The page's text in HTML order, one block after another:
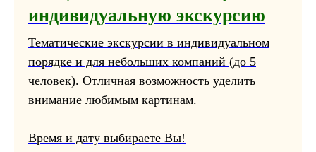
индивидуальную экскурсию
Тематические экскурсии в индивидуальном
порядке и для небольших компаний (до 5
человек). Отличная возможность уделить
внимание любимым картинам.
Время и дату выбираете Вы!